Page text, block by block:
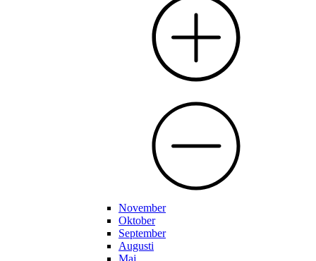
November
Oktober
September
Augusti
Maj